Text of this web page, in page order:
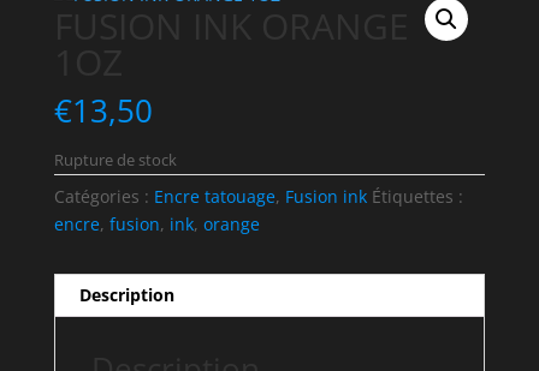
€13,50
Rupture de stock
Catégories : Encre tatouage, Fusion ink Étiquettes :
encre, fusion, ink, orange
Description